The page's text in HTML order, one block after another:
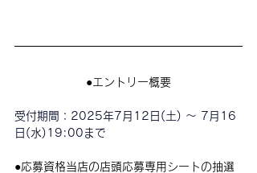
●エントリー概要
受付期間： 2025年7月12日(土) 〜 7月16
日(水)19:00まで
●応募資格当店の店頭応募専用シートの抽選